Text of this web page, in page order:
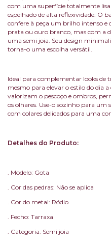
com uma superfície totalmente
espelhado de alta reflexividade. O
confere à peça um brilho intenso
prata ou ouro branco, mas com a
uma semi joia. Seu design
torna-o uma escolha versátil.
Ideal para complementar looks de
mesmo para elevar o estilo do dia
valorizam o pescoço e ombros,
os olhares. Use-o sozinho para
com colares delicados para uma
Detalhes do Produto:
. Modelo: Gota
. Cor das pedras: Não se aplica
. Cor do metal: Ródio
. Fecho: Tarraxa
. Categoria: Semi joia